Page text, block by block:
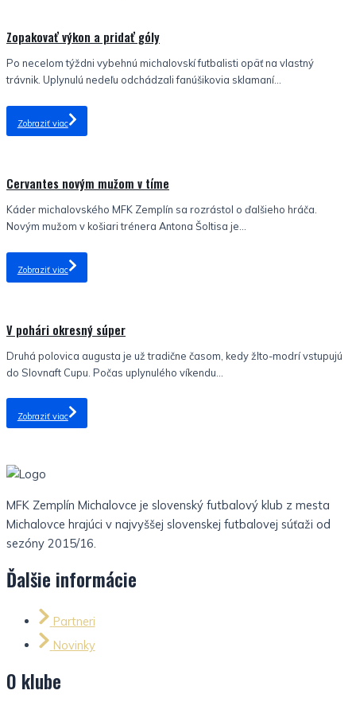
Zopakovať výkon a pridať góly
Po necelom týždni vybehnú michalovskí futbalisti opäť na vlastný
trávnik. Uplynulú nedeľu odchádzali fanúšikovia sklamaní...
Zobraziť viac
Cervantes novým mužom v tíme
Káder michalovského MFK Zemplín sa rozrástol o ďalšieho hráča.
Novým mužom v košiari trénera Antona Šoltisa je...
Zobraziť viac
V pohári okresný súper
Druhá polovica augusta je už tradične časom, kedy žlto-modrí vstupujú
do Slovnaft Cupu. Počas uplynulého víkendu...
Zobraziť viac
MFK Zemplín Michalovce je slovenský futbalový klub z mesta
Michalovce hrajúci v najvyššej slovenskej futbalovej súťaži od
sezóny 2015/16.
Ďalšie informácie
Partneri
Novinky
O klube